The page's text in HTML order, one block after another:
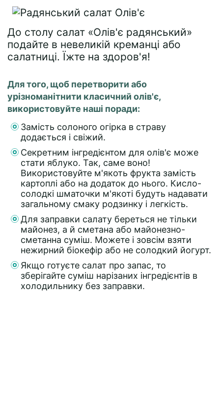
До столу салат «Олів'є радянський»
подайте в невеликій креманці або
салатниці. Їжте на здоров'я!
Для того, щоб перетворити або
урізноманітнити класичний олів'є,
використовуйте наші поради:
Замість солоного огірка в страву
додається і свіжий.
Секретним інгредієнтом для олів'є може
стати яблуко. Так, саме воно!
Використовуйте м'якоть фрукта замість
картоплі або на додаток до нього. Кисло-
солодкі шматочки м'якоті будуть надавати
загальному смаку родзинку і легкість.
Для заправки салату береться не тільки
майонез, а й сметана або майонезно-
сметанна суміш. Можете і зовсім взяти
нежирний біокефір або не солодкий йогурт.
Якщо готуєте салат про запас, то
зберігайте суміш нарізаних інгредієнтів в
холодильнику без заправки.